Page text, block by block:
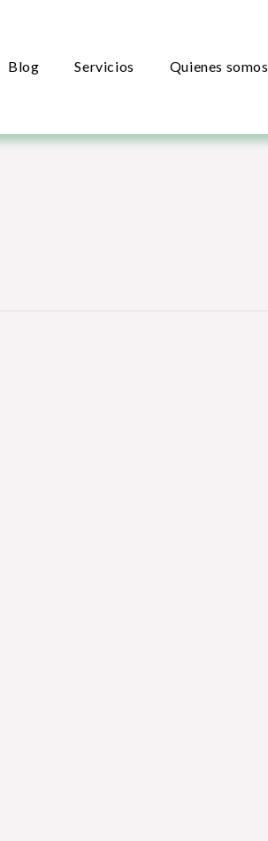
Blog Servicios Quienes somos